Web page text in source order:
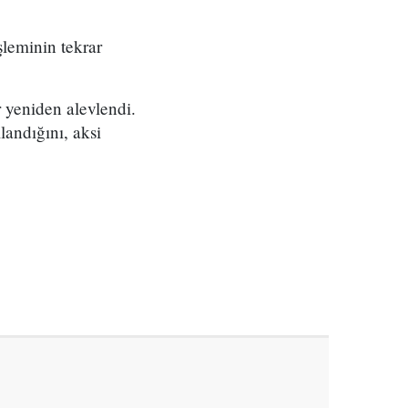
tekrar
alevlendi.
aksi